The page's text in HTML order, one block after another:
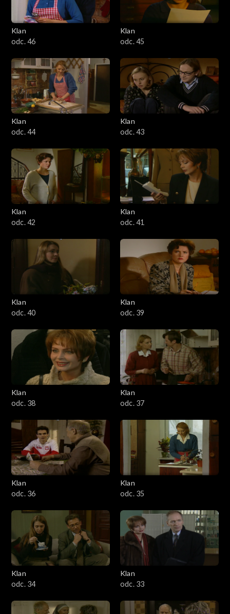
Klan
odc. 46
Klan
odc. 45
Klan
odc. 44
Klan
odc. 43
Klan
odc. 42
Klan
odc. 41
Klan
odc. 40
Klan
odc. 39
Klan
odc. 38
Klan
odc. 37
Klan
odc. 36
Klan
odc. 35
Klan
odc. 34
Klan
odc. 33